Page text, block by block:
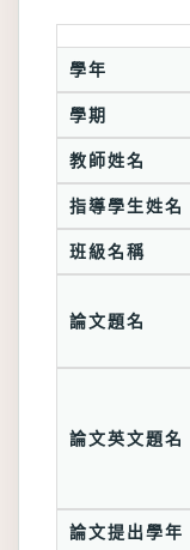
學年
學期
教師姓名
指導學生姓名
班級名稱
論文題名
論文英文題名
論文提出學年